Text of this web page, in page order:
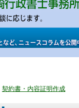
契約書・内容証明作成